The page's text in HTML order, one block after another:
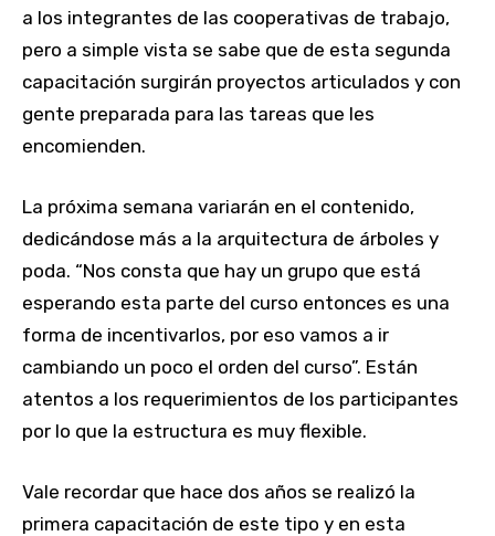
a los integrantes de las cooperativas de trabajo,
pero a simple vista se sabe que de esta segunda
capacitación surgirán proyectos articulados y con
gente preparada para las tareas que les
encomienden.
La próxima semana variarán en el contenido,
dedicándose más a la arquitectura de árboles y
poda. “Nos consta que hay un grupo que está
esperando esta parte del curso entonces es una
forma de incentivarlos, por eso vamos a ir
cambiando un poco el orden del curso”. Están
atentos a los requerimientos de los participantes
por lo que la estructura es muy flexible.
Vale recordar que hace dos años se realizó la
primera capacitación de este tipo y en esta